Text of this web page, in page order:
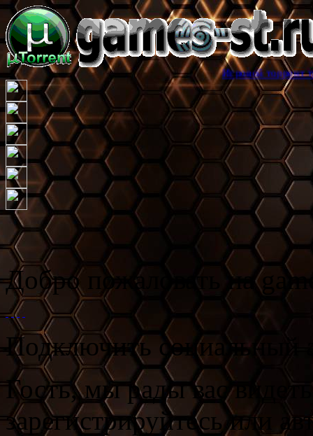
Игровой торрент трекер
Добро пожаловать на
Подключить социальный
Гость, мы рады вас
зарегистрируйтесь или